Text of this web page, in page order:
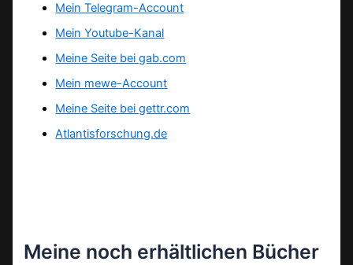
Mein Telegram-Account
Mein Youtube-Kanal
Meine Seite bei gab.com
Mein mewe-Account
Meine Seite bei gettr.com
Atlantisforschung.de
Meine noch erhältlichen Bücher